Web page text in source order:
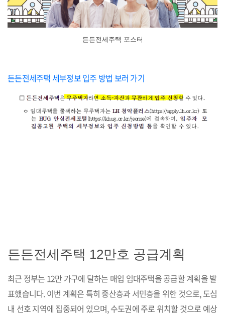
든든전세주택 포스터
든든전세주택 세부정보 입주 방법 보러 가기
든든전세주택 12만호 공급계획
최근 정부는 12만 가구에 달하는 매입 임대주택을 공급할 계획을 발
표했습니다. 이번 계획은 특히 중산층과 서민층을 위한 것으로, 도심
내 선호 지역에 집중되어 있으며, 수도권에 주로 위치할 것으로 예상